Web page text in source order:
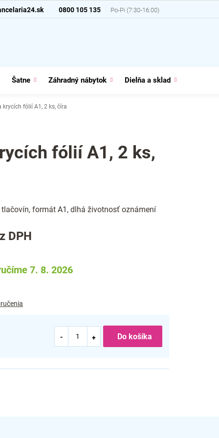
0800 105 135
Šatne Záhradný nábytok Dielňa a sklad
krycích fólií A1, 2 ks, číra
fólií A1, 2 ks,
formát A1, dlhá životnosť oznámení
DPH
7. 8. 2026
Do košíka